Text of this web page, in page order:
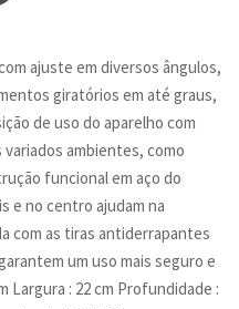
ajuste em diversos ângulos,
giratórios em até graus,
de uso do aparelho com
ambientes, como
funcional em aço do
e no centro ajudam na
com as tiras antiderrapantes
um uso mais seguro e
Largura : 22 cm Profundidade :